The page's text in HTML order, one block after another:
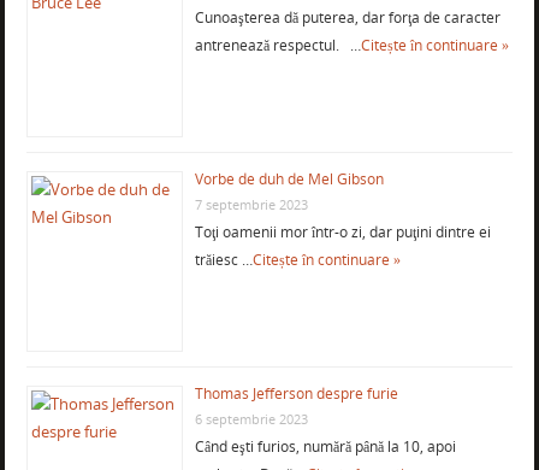
Cunoaşterea dă puterea, dar forţa de caracter
antrenează respectul. …Citește în continuare »
Vorbe de duh de Mel Gibson
7 septembrie 2023
Toţi oamenii mor într-o zi, dar puţini dintre ei
trăiesc …Citește în continuare »
Thomas Jefferson despre furie
6 septembrie 2023
Când eşti furios, numără până la 10, apoi